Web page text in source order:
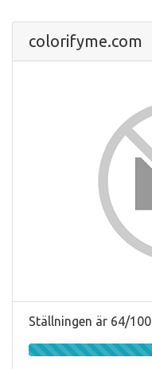
colorifyme.com
Ställningen är 64/100